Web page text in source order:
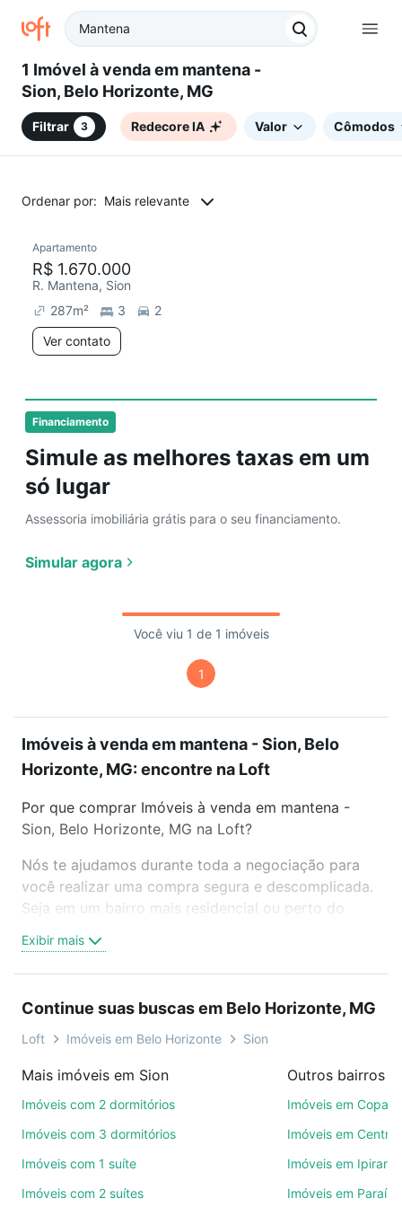
1 Imóvel à venda em mantena -
Sion, Belo Horizonte, MG
Filtrar 3 Redecore IA Valor Cômodos
Ordenar por: Mais relevante
Financiamento
Simule as melhores taxas em um
só lugar
Assessoria imobiliária grátis para o seu financiamento.
Simular agora
Redecorar
Apartamento
R$ 1.670.000
R. Mantena, Sion
287m² 3
2
Ver contato
Você viu 1 de 1 imóveis
1
Imóveis à venda em mantena - Sion, Belo
Horizonte, MG: encontre na Loft
Por que comprar Imóveis à venda em mantena -
Sion, Belo Horizonte, MG na Loft?
Nós te ajudamos durante toda a negociação para
você realizar uma compra segura e descomplicada.
Seja em um bairro mais residencial ou perto do
oferta ideal de Imóveis à venda em mantena - Sion,
Belo Horizonte, MG para conquistar seu sonho.
é grátis, sem compromisso e você ainda conta com
mais de 46 mil corretores e imobiliárias te ajudando
Como escolher um imóvel?
Use barra de busca no topo para pesquisar por
também pode usar os filtros como quantidade de
quartos, suítes, com ou sem vaga de garagem para
Exibir mais
Continue suas buscas em Belo Horizonte, MG
Loft Imóveis em Belo Horizonte Sion
Mais imóveis em Sion
Imóveis com 2 dormitórios
Imóveis com 3 dormitórios
Imóveis com 1 suíte
Imóveis com 2 suítes
Imóveis em
Imóveis em Centro
Imóveis em
Imóveis em Paraíso